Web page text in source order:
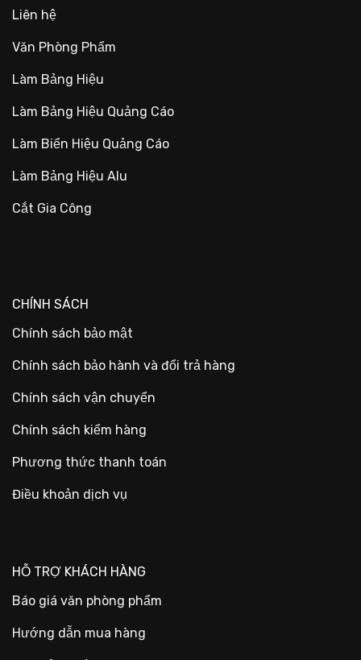
Liên hệ
Văn Phòng Phẩm
Làm Bảng Hiệu
Làm Bảng Hiệu Quảng Cáo
Làm Biển Hiệu Quảng Cáo
Làm Bảng Hiệu Alu
Cắt Gia Công
CHÍNH SÁCH
Chính sách bảo mật
Chính sách bảo hành và đổi trả hàng
Chính sách vận chuyển
Chính sách kiểm hàng
Phương thức thanh toán
Điều khoản dịch vụ
HỖ TRỢ KHÁCH HÀNG
Báo giá văn phòng phẩm
Hướng dẫn mua hàng